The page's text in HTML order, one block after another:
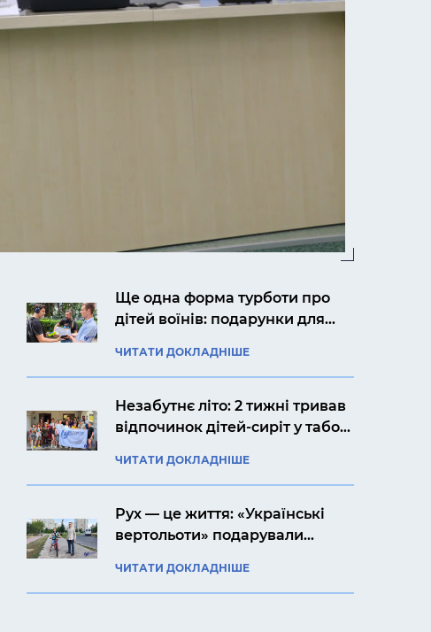
Ще одна форма турботи про
дітей воїнів: подарунки для
ЧИТАТИ ДОКЛАДНІШЕ
Незабутнє літо: 2 тижні тривав
відпочинок дітей-сиріт у таборі
ЧИТАТИ ДОКЛАДНІШЕ
Рух — це життя: «Українські
вертольоти» подарували
велосипед
ЧИТАТИ ДОКЛАДНІШЕ